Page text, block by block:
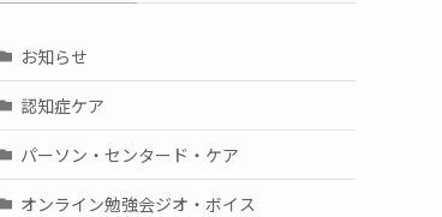
お知らせ
認知症ケア
パーソン・センタード・ケア
オンライン勉強会ジオ・ボイス